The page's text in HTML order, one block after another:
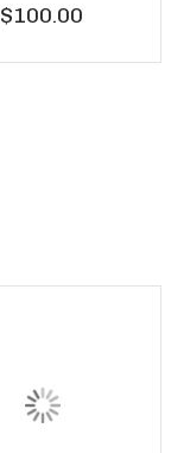
$100.00